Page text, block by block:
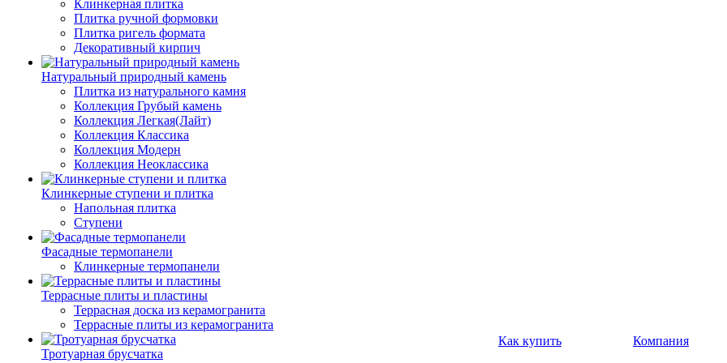
Клинкерная плитка
Плитка ручной формовки
Плитка ригель формата
Декоративный кирпич
Натуральный природный камень
Плитка из натурального камня
Коллекция Грубый камень
Коллекция Легкая(Лайт)
Коллекция Классика
Коллекция Модерн
Коллекция Неоклассика
Клинкерные ступени и плитка
Напольная плитка
Ступени
Фасадные термопанели
Клинкерные термопанели
Террасные плиты и пластины
Террасная доска из керамогранита
Террасные плиты из керамогранита
Тротуарная брусчатка
Как купить
Компания